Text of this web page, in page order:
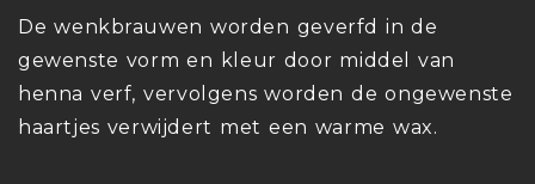
De wenkbrauwen worden geverfd in de
gewenste vorm en kleur door middel van
henna verf, vervolgens worden de ongewenste
haartjes verwijdert met een warme wax.